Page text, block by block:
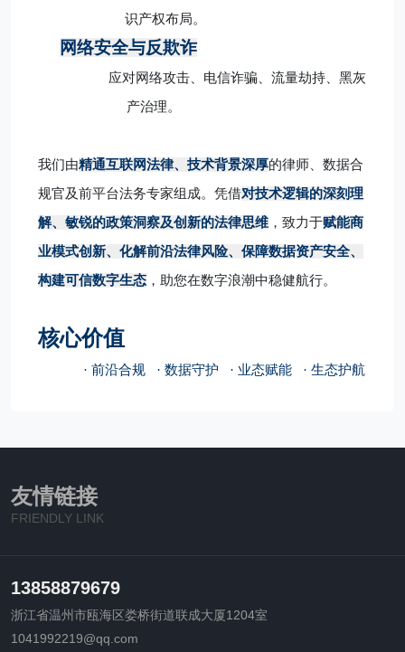
识产权布局。
网络安全与反欺诈
应对网络攻击、电信诈骗、流量劫持、黑灰
产治理。
我们由精通互联网法律、技术背景深厚的律师、数据合
规官及前平台法务专家组成。凭借对技术逻辑的深刻理
解、敏锐的政策洞察及创新的法律思维 ，致力于赋能商
业模式创新、化解前沿法律风险、保障数据资产安全、
构建可信数字生态 ，助您在数字浪潮中稳健航行。
核心价值
· 前沿合规 · 数据守护 · 业态赋能 · 生态护航
友情链接
FRIENDLY LINK
13858879679
浙江省温州市瓯海区娄桥街道联成大厦1204室
1041992219@qq.com